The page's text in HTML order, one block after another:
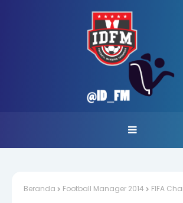
Beranda Football Manager 2014 FIFA